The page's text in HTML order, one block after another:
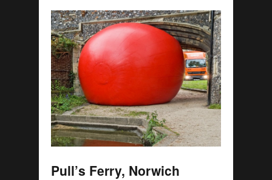
Pull’s Ferry, Norwich